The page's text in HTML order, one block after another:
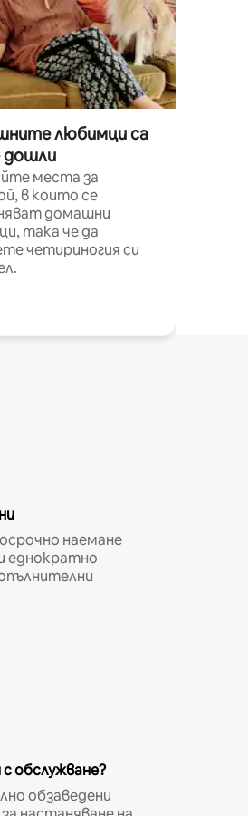
любимци са
дошли
места за
в които се
домашни
така че да
четириногия си
наемане
еднократно
обслужване?
обзаведени